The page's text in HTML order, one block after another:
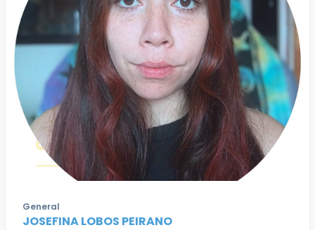
General
JOSEFINA LOBOS PEIRANO